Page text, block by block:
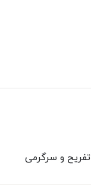
تفریح و سرگرمی